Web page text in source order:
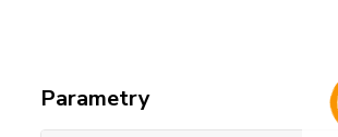
Parametry